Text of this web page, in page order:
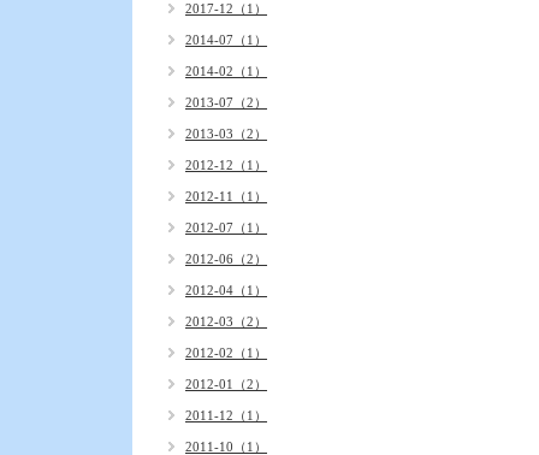
2017-12（1）
2014-07（1）
2014-02（1）
2013-07（2）
2013-03（2）
2012-12（1）
2012-11（1）
2012-07（1）
2012-06（2）
2012-04（1）
2012-03（2）
2012-02（1）
2012-01（2）
2011-12（1）
2011-10（1）